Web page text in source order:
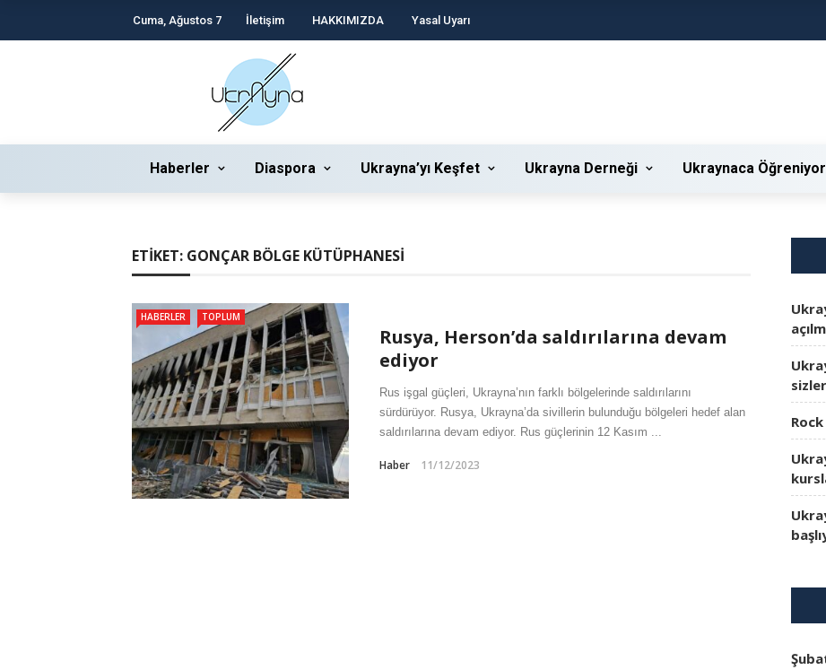
Cuma, Ağustos 7 İletişim HAKKIMIZDA Yasal Uyarı
Haberler Diaspora Ukrayna’yı Keşfet Ukrayna Derneği Ukraynaca
ETIKET: GONÇAR BÖLGE KÜTÜPHANESI
HABERLER TOPLUM
Rusya, Herson’da saldırılarına devam
ediyor
Rus işgal güçleri, Ukrayna’nın farklı bölgelerinde saldırılarını
sürdürüyor. Rusya, Ukrayna’da sivillerin bulunduğu bölgeleri hedef alan
saldırılarına devam ediyor. Rus güçlerinin 12 Kasım ...
Haber 11/12/2023